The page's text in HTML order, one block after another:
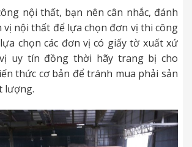
nội thất, bạn nên cân nhắc, đánh
vị nội thất để lựa chọn đơn vị thi công
chọn các đơn vị có giấy tờ xuất xứ
uy tín đồng thời hãy trang bị cho
thức cơ bản để tránh mua phải sản
lượng.